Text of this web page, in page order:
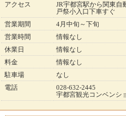
アクセス
JR宇都宮駅から関東自
戸祭小入口下車すぐ
営業期間
4月中旬～下旬
営業時間
情報なし
休業日
情報なし
料金
情報なし
駐車場
なし
電話
028-632-2445
宇都宮観光コンベンシ